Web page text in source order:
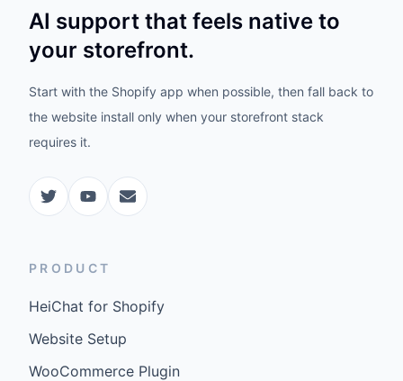
AI support that feels native to
your storefront.
Start with the Shopify app when possible, then fall back to
the website install only when your storefront stack
requires it.
PRODUCT
HeiChat for Shopify
Website Setup
WooCommerce Plugin